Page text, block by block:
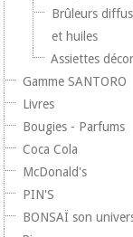
Brûleurs
et huiles
Assiettes
Gamme SANTORO
Livres
Bougies - Parfums
Coca Cola
McDonald's
PIN'S
BONSAÏ son